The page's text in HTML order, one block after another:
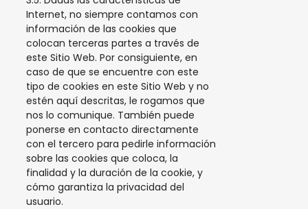
Internet, no siempre contamos con
información de las cookies que
colocan terceras partes a través de
este Sitio Web. Por consiguiente, en
caso de que se encuentre con este
tipo de cookies en este Sitio Web y no
estén aquí descritas, le rogamos que
nos lo comunique. También puede
ponerse en contacto directamente
con el tercero para pedirle información
sobre las cookies que coloca, la
finalidad y la duración de la cookie, y
cómo garantiza la privacidad del
usuario.